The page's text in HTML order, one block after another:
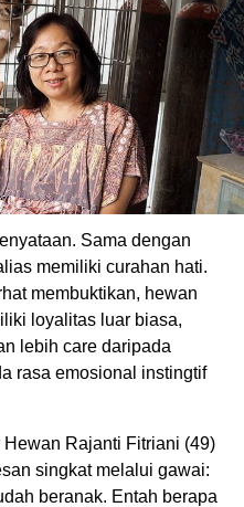
Sama dengan
memiliki curahan hati.
membuktikan, hewan
loyalitas luar biasa,
lebih care daripada
rasa emosional instingtif
Rajanti Fitriani (49)
singkat melalui gawai:
beranak. Entah berapa